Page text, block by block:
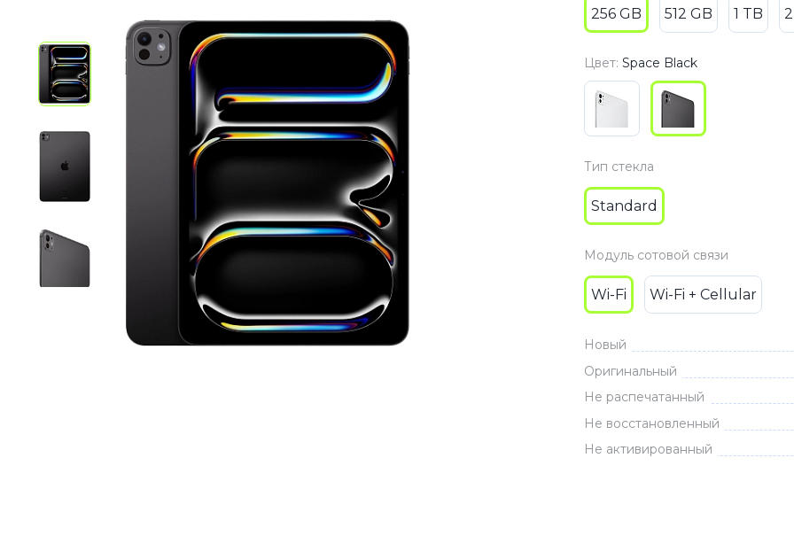
iPhone 13
iPhone 12
iPhone 11
iPhone SE
Pixel 9
Poco
F Series
M Series
X Series
Honor
Nothing
Защитные
Зарядные
Внешние
256 GB 512 GB 1 TB
Цвет: Space Black
Тип стекла
Standard
Модуль сотовой связи
Wi-Fi Wi-Fi + Cellular
Новый
Оригинальный
Не распечатанный
Не восстановленный
Не активированный